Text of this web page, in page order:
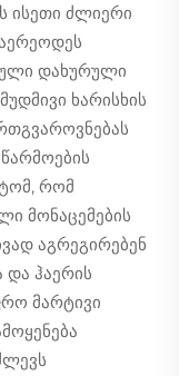
ისეთი ძლიერი
დახურული
ხარისხის
რომ
მონაცემების
აგრეგირებენ
ჰაერის
მარტივი